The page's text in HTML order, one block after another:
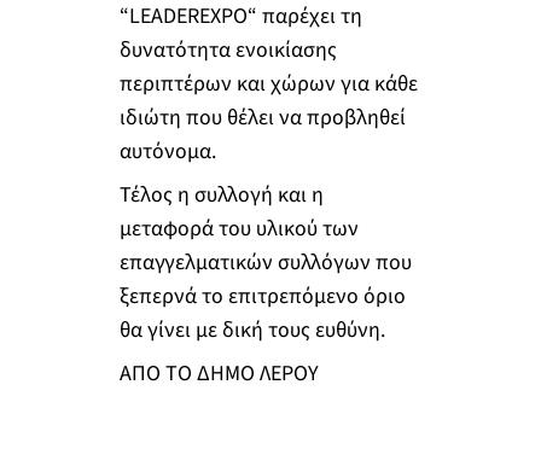
“LEADEREXPO“ παρέχει τη
δυνατότητα ενοικίασης
περιπτέρων και χώρων για κάθε
ιδιώτη που θέλει να προβληθεί
αυτόνομα.
Τέλος η συλλογή και η
μεταφορά του υλικού των
επαγγελματικών συλλόγων που
ξεπερνά το επιτρεπόμενο όριο
θα γίνει με δική τους ευθύνη.
ΑΠΟ ΤΟ ΔΗΜΟ ΛΕΡΟΥ